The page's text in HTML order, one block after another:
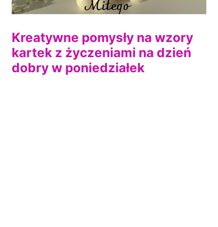
Kreatywne pomysły na wzory
kartek z życzeniami na dzień
dobry w poniedziałek